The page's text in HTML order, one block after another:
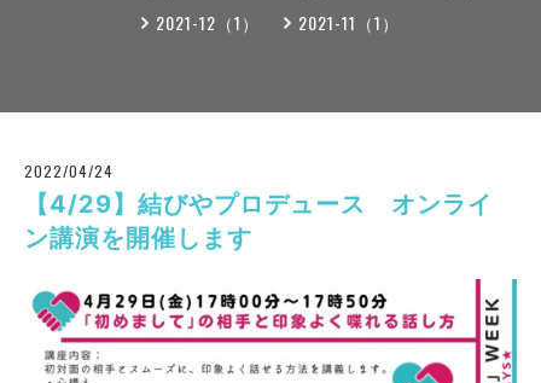
2021-12（1）
2021-11（1）
2022/04/24
【4/29】結びやプロデュース オンライ
ン講演を開催します